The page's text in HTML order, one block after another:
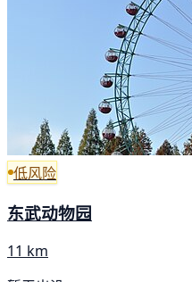
低风险
东武动物园
11 km